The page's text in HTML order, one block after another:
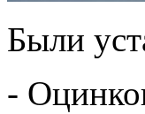
Были
-